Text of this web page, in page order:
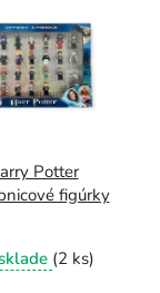
Potter
figúrky
(2 ks)